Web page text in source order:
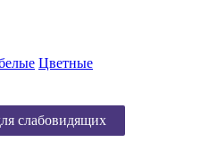
Цветные
слабовидящих